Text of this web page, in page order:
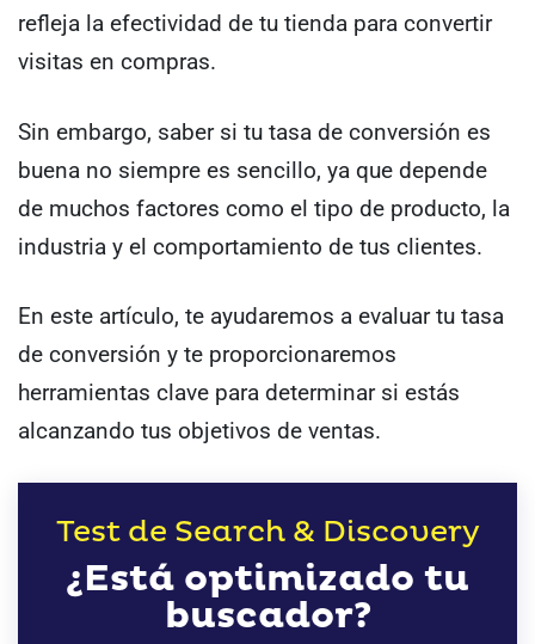
refleja la efectividad de tu tienda para convertir
visitas en compras.
Sin embargo, saber si tu tasa de conversión es
buena no siempre es sencillo, ya que depende
de muchos factores como el tipo de producto, la
industria y el comportamiento de tus clientes.
En este artículo, te ayudaremos a evaluar tu tasa
de conversión y te proporcionaremos
herramientas clave para determinar si estás
alcanzando tus objetivos de ventas.
Test de Search & Discovery
¿Está optimizado tu
buscador?